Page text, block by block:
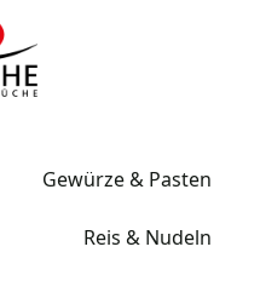
Gewürze & Pasten
Reis & Nudeln